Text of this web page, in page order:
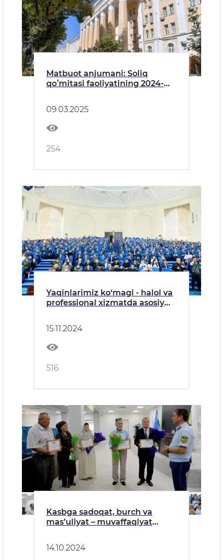
Matbuot anjumani: Soliq
qoʻmitasi faoliyatining 2024-
09.03.2025
254
Yaqinlarimiz ko‘magi - halol va
professional xizmatda asosiy
15.11.2024
516
Kasbga sadoqat, burch va
mas’uliyat – muvaffaqiyat
14.10.2024